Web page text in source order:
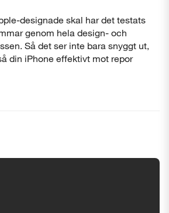
designade skal har det testats
genom hela design- och
Så det ser inte bara snyggt ut,
din iPhone effektivt mot repor